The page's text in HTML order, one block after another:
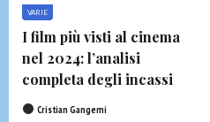
VARIE
I film più visti al cinema
nel 2024: l’analisi
completa degli incassi
Cristian Gangemi